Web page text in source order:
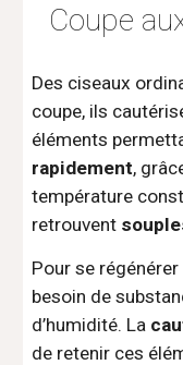
Coupe
Des ciseaux
coupe, ils
éléments
rapidement,
température
retrouvent
Pour se
besoin de
d’humidité. La
de retenir ces